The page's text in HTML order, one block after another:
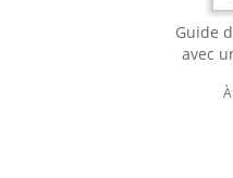
Guide
avec